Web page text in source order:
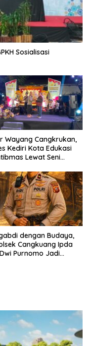
Sosialisasi
Wayang Cangkrukan,
Kediri Kota Edukasi
Lewat Seni
dengan Budaya,
Cangkuang Ipda
Purnomo Jadi